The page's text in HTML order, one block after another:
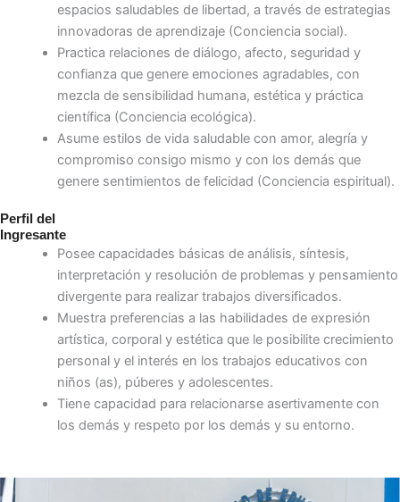
espacios saludables de libertad, a través de estrategias
innovadoras de aprendizaje (Conciencia social).
Practica relaciones de diálogo, afecto, seguridad y
confianza que genere emociones agradables, con
mezcla de sensibilidad humana, estética y práctica
científica (Conciencia ecológica).
Asume estilos de vida saludable con amor, alegría y
compromiso consigo mismo y con los demás que
genere sentimientos de felicidad (Conciencia espiritual).
Perfil del
Ingresante
Posee capacidades básicas de análisis, síntesis,
interpretación y resolución de problemas y pensamiento
divergente para realizar trabajos diversificados.
Muestra preferencias a las habilidades de expresión
artística, corporal y estética que le posibilite crecimiento
personal y el interés en los trabajos educativos con
niños (as), púberes y adolescentes.
Tiene capacidad para relacionarse asertivamente con
los demás y respeto por los demás y su entorno.